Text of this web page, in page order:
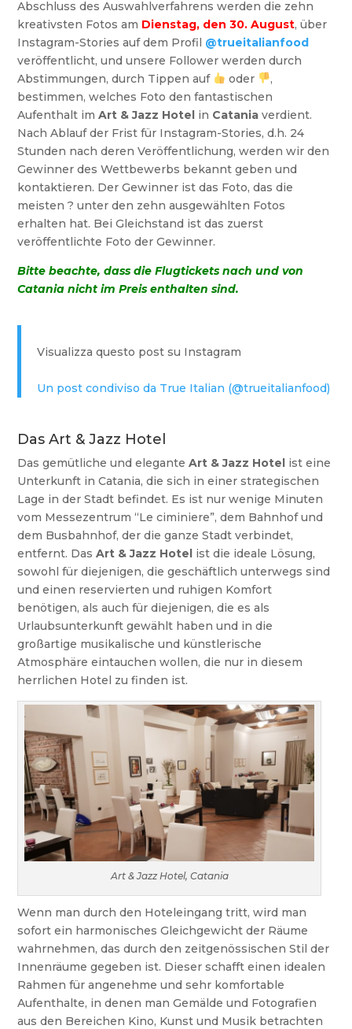
Abschluss des Auswahlverfahrens werden die zehn
kreativsten Fotos am Dienstag, den 30. August, über
Instagram-Stories auf dem Profil @trueitalianfood
veröffentlicht, und unsere Follower werden durch
Abstimmungen, durch Tippen auf
oder
,
bestimmen, welches Foto den fantastischen
Aufenthalt im Art & Jazz Hotel in Catania verdient.
Nach Ablauf der Frist für Instagram-Stories, d.h. 24
Stunden nach deren Veröffentlichung, werden wir den
Gewinner des Wettbewerbs bekannt geben und
kontaktieren. Der Gewinner ist das Foto, das die
meisten ? unter den zehn ausgewählten Fotos
erhalten hat. Bei Gleichstand ist das zuerst
veröffentlichte Foto der Gewinner.
Bitte beachte, dass die Flugtickets nach und von
Catania nicht im Preis enthalten sind.
Visualizza questo post su Instagram
Un post condiviso da True Italian (@trueitalianfood)
Das Art & Jazz Hotel
Das gemütliche und eleganteArt & Jazz Hotel ist eine
Unterkunft in Catania, die sich in einer strategischen
Lage in der Stadt befindet. Es ist nur wenige Minuten
vom Messezentrum “Le ciminiere”, dem Bahnhof und
dem Busbahnhof, der die ganze Stadt verbindet,
entfernt. DasArt & Jazz Hotel ist die ideale Lösung,
sowohl für diejenigen, die geschäftlich unterwegs sind
und einen reservierten und ruhigen Komfort
benötigen, als auch für diejenigen, die es als
Urlaubsunterkunft gewählt haben und in die
großartige musikalische und künstlerische
Atmosphäre eintauchen wollen, die nur in diesem
herrlichen Hotel zu finden ist.
Art & Jazz Hotel, Catania
Wenn man durch den Hoteleingang tritt, wird man
sofort ein harmonisches Gleichgewicht der Räume
wahrnehmen, das durch den zeitgenössischen Stil der
Innenräume gegeben ist. Dieser schafft einen idealen
Rahmen für angenehme und sehr komfortable
Aufenthalte, in denen man Gemälde und Fotografien
aus den Bereichen Kino, Kunst und Musik betrachten